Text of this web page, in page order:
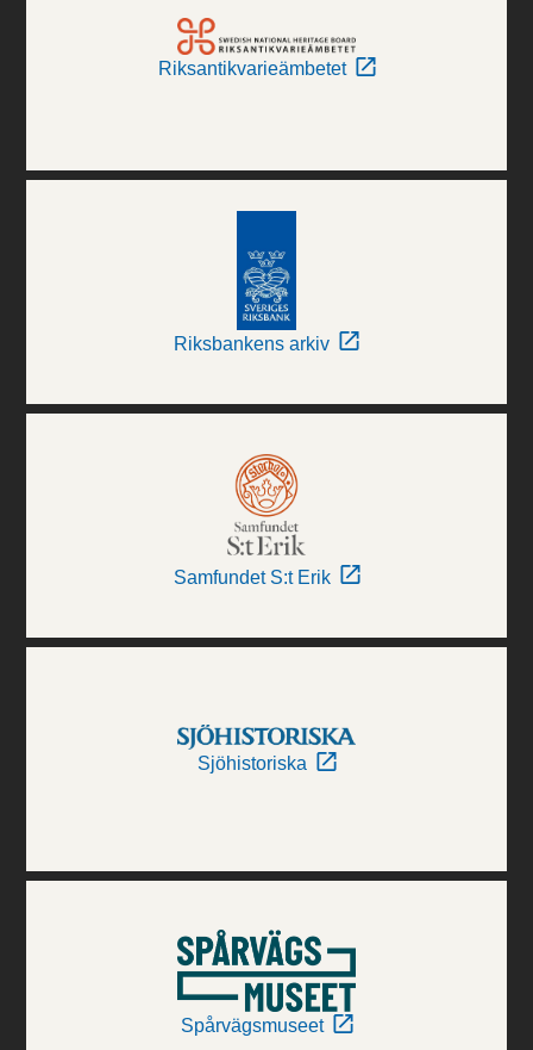
Riksantikvarieämbetet
Riksbankens arkiv
Samfundet S:t Erik
Sjöhistoriska
Spårvägsmuseet